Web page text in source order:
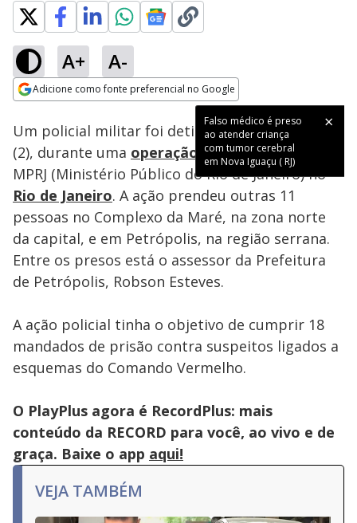
A+ A-
Adicione como fonte preferencial no Google
Falso médico é preso
ao atender criança
com tumor cerebral
em Nova Iguaçu ( RJ)
Ativar
Loaded:
41.58%
Um policial militar foi detido, nesta quinta-feira
(2), durante uma operação da Polícia Civil e do
MPRJ (Ministério Público do Rio de Janeiro) no
Rio de Janeiro. A ação prendeu outras 11
pessoas no Complexo da Maré, na zona norte
da capital, e em Petrópolis, na região serrana.
Entre os presos está o assessor da Prefeitura
de Petrópolis, Robson Esteves.
A ação policial tinha o objetivo de cumprir 18
mandados de prisão contra suspeitos ligados a
esquemas do Comando Vermelho.
O PlayPlus agora é RecordPlus: mais
conteúdo da RECORD para você, ao vivo e de
graça. Baixe o app aqui!
VEJA TAMBÉM